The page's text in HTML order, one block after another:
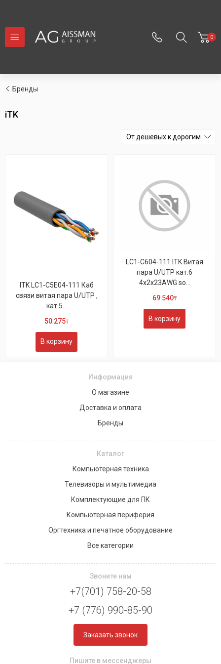
0
Бренды
iTK
От дешевых к дорогим
ITK LC1-C5E04-111 Каб
связи витая пара U/UTP ,
кат 5...
50 275₸
В корзину
LC1-C604-111 ITK Витая
пара U/UTP кат.6
4х2х23AWG so...
69 540₸
В корзину
Информация
О магазине
Доставка и оплата
Бренды
Каталог
Компьютерная техника
Телевизоры и мультимедиа
Комплектующие для ПК
Компьютерная периферия
Оргтехника и печатное оборудование
Все категории
Звоните нам
+7(701) 758-20-58
+7 (776) 990-85-90
Заказать звонок
Пишите в мессенджеры